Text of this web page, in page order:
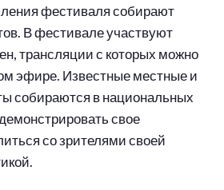
фестиваля собирают
В фестивале участвуют
трансляции с которых можно
эфире. Известные местные и
собираются в национальных
свое
со зрителями своей